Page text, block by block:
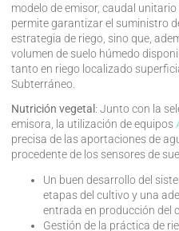
modelo de emisor, caudal
permite garantizar el suministro
estrategia de riego, sino que,
volumen de suelo húmedo
tanto en riego localizado
Subterráneo.
Nutrición vegetal : Junto con la
emisora, la utilización de equipos
precisa de las aportaciones de
procedente de los sensores de
Un buen desarrollo del
etapas del cultivo y una
entrada en producción del
Gestión de la práctica de